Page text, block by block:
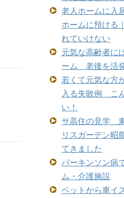
老人ホームに入
ホームに預ける
れていけない
元気な高齢者に
ーム 老後を活
若くて元気な方
入る失敗例 こ
い！
サ高住の見学
リスガーデン昭
てきました
パーキンソン病
ム・介護施設
ベットから車イ